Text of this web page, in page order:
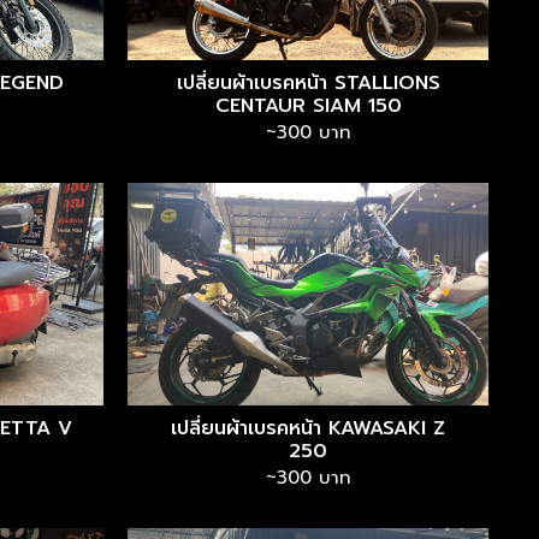
เปลี่ยนผ้าเบรคหน้า STALLIONS
CENTAUR SIAM 150
~300 บาท
V เปลี่ยนผ้าเบรคหน้า KAWASAKI Z
250
~300 บาท